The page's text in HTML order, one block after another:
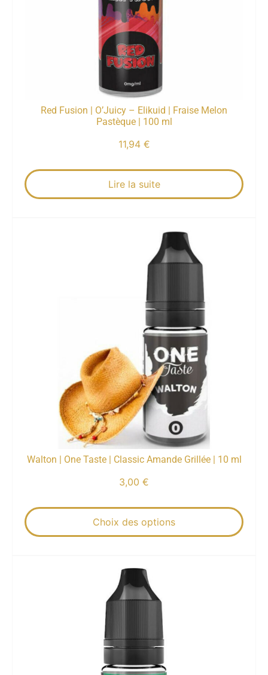
Red Fusion | O’Juicy – Elikuid | Fraise Melon
Pastèque | 100 ml
11,94 €
Lire la suite
Walton | One Taste | Classic Amande Grillée | 10 ml
3,00 €
Choix des options